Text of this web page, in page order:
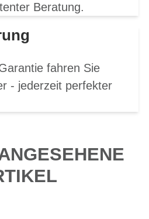
Beratung.
fahren Sie
- jederzeit perfekter